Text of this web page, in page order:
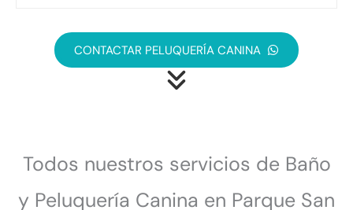
CONTACTAR PELUQUERÍA CANINA
Todos nuestros servicios de Baño
y Peluquería Canina en Parque San